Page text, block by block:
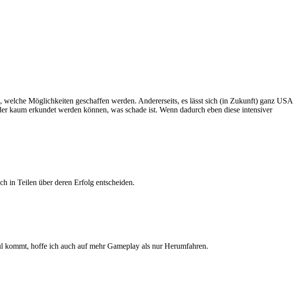
Möglichkeiten geschaffen werden. Andererseits, es lässt sich (in Zukunft) ganz USA
erkundet werden können, was schade ist. Wenn dadurch eben diese intensiver
in Teilen über deren Erfolg entscheiden.
hoffe ich auch auf mehr Gameplay als nur Herumfahren.